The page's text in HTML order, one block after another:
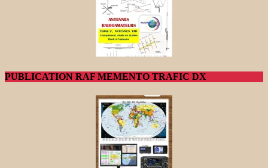
PUBLICATION RAF MEMENTO TRAFIC DX